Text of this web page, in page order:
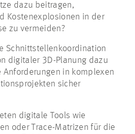
dazu beitragen,
Kostenexplosionen in der
zu vermeiden?
Schnittstellenkoordination
digitaler 3D-Planung dazu
Anforderungen in komplexen
sicher
digitale Tools wie
oder Trace-Matrizen für die